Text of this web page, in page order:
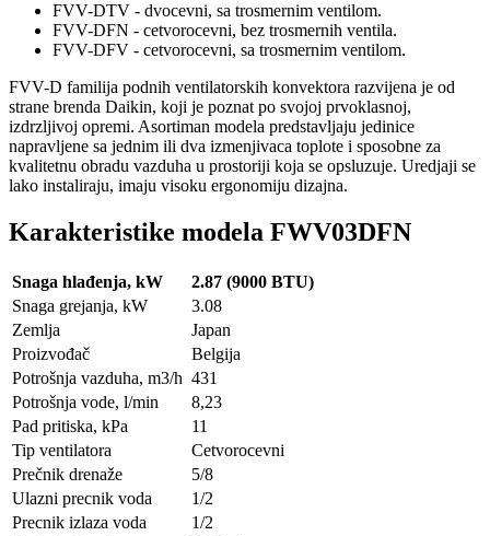
FVV-DTV - dvocevni, sa trosmernim ventilom.
FVV-DFN - cetvorocevni, bez trosmernih ventila.
FVV-DFV - cetvorocevni, sa trosmernim ventilom.
FVV-D familija podnih ventilatorskih konvektora razvijena je od
strane brenda Daikin, koji je poznat po svojoj prvoklasnoj,
izdrzljivoj opremi. Asortiman modela predstavljaju jedinice
napravljene sa jednim ili dva izmenjivaca toplote i sposobne za
kvalitetnu obradu vazduha u prostoriji koja se opsluzuje. Uredjaji se
lako instaliraju, imaju visoku ergonomiju dizajna.
Karakteristike modela FWV03DFN
Snaga hlađenja, kW
2.87 (9000 BTU)
Snaga grejanja, kW
3.08
Zemlja
Japan
Proizvođač
Belgija
Potrošnja vazduha, m3/h 431
Potrošnja vode, l/min
8,23
Pad pritiska, kPa
11
Tip ventilatora
Cetvorocevni
Prečnik drenaže
5/8
Ulazni precnik voda
1/2
Precnik izlaza voda
1/2